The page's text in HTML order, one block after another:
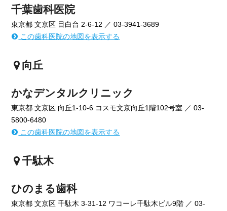
千葉歯科医院
東京都 文京区 目白台 2-6-12 ／ 03-3941-3689
この歯科医院の地図を表示する
向丘
かなデンタルクリニック
東京都 文京区 向丘1-10-6 コスモ文京向丘1階102号室 ／ 03-
5800-6480
この歯科医院の地図を表示する
千駄木
ひのまる歯科
東京都 文京区 千駄木 3-31-12 ワコーレ千駄木ビル9階 ／ 03-